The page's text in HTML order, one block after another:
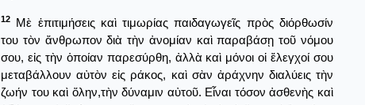
12
Μὲ ἐπιτιμήσεις καὶ τιμωρίας παιδαγωγεῖς πρὸς διόρθωσίν
του τὸν ἄνθρωπον διὰ τὴν ἀνομίαν καὶ παραβάσῃ τοῦ νόμου
σου, εἰς τὴν ὁποίαν παρεσύρθη, ἀλλὰ καὶ μόνοι οἱ ἔλεγχοί σου
μεταβάλλουν αὐτὸν εἰς ράκος, καὶ σὰν ἀράχνην διαλύεις τὴν
ζωήν του καὶ ὅλην,τὴν δύναμιν αὐτοῦ. Εἶναι τόσον ἀσθενὴς καὶ